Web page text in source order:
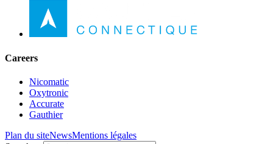
Careers
Nicomatic
Oxytronic
Accurate
Gauthier
Plan du siteNewsMentions légales